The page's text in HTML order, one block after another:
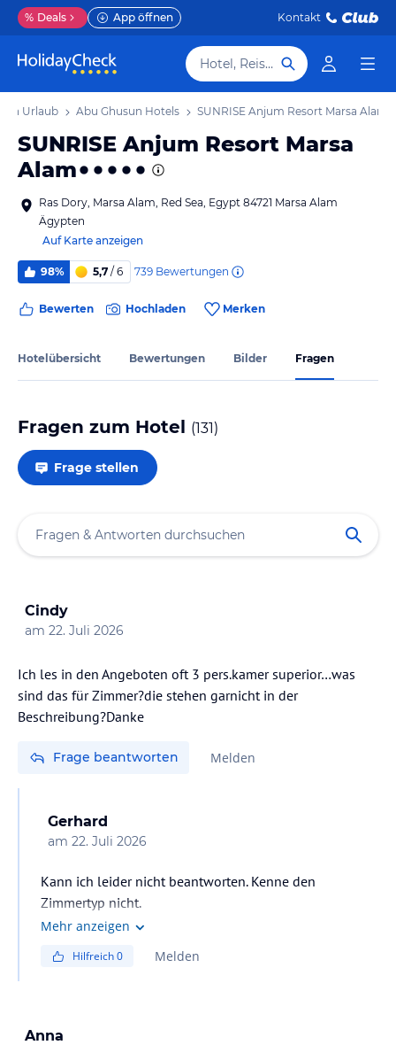
% Deals App öffnen Kontakt
Hotel, Reiseziel
Urlaub Abu Ghusun Hotels SUNRISE Anjum Resort Marsa Alam
SUNRISE Anjum Resort Marsa
Alam
Ras Dory, Marsa Alam, Red Sea, Egypt 84721 Marsa Alam
Ägypten
Auf Karte anzeigen
98% 5,7 / 6 739 Bewertungen
Bewerten Hochladen Merken
Hotelübersicht Bewertungen Bilder Fragen
Fragen zum Hotel (131)
Frage stellen
Cindy
am 22. Juli 2026
Ich les in den Angeboten oft 3 pers.kamer superior…was
sind das für Zimmer?die stehen garnicht in der
Beschreibung?Danke
Frage beantworten Melden
Gerhard
am 22. Juli 2026
Kann ich leider nicht beantworten. Kenne den
Zimmertyp nicht.
Mehr anzeigen
Hilfreich0 Melden
Anna